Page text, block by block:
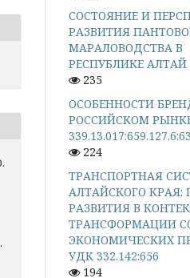
СОСТОЯНИЕ И
РАЗВИТИЯ
МАРАЛОВОДСТВА В
РЕСПУБЛИКЕ АЛТАЙ
235
ОСОБЕННОСТИ
РОССИЙСКОМ
224
ТРАНСПОРТНАЯ
АЛТАЙСКОГО КРАЯ:
РАЗВИТИЯ В
ТРАНСФОРМАЦИИ
ЭКОНОМИЧЕСКИХ
УДК 332.142:656
194